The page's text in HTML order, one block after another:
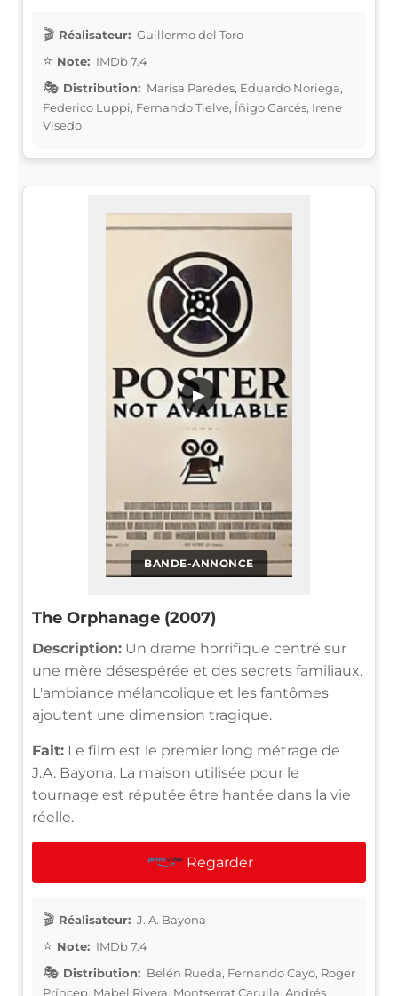
Réalisateur: Guillermo del Toro
Note: IMDb 7.4
Distribution: Marisa Paredes, Eduardo Noriega,
Federico Luppi, Fernando Tielve, Íñigo Garcés, Irene
Visedo
BANDE-ANNONCE
▶
The Orphanage (2007)
Description: Un drame horrifique centré sur
une mère désespérée et des secrets familiaux.
L'ambiance mélancolique et les fantômes
ajoutent une dimension tragique.
Fait: Le film est le premier long métrage de
J.A. Bayona. La maison utilisée pour le
tournage est réputée être hantée dans la vie
réelle.
Regarder
Réalisateur: J. A. Bayona
Note: IMDb 7.4
Distribution: Belén Rueda, Fernando Cayo, Roger
Príncep, Mabel Rivera, Montserrat Carulla, Andrés